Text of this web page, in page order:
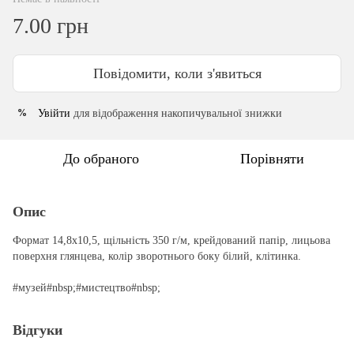
7.00 грн
Повідомити, коли з'явиться
% Увійти для відображення накопичувальної знижки
До обраного Порівняти
Опис
Формат 14,8х10,5, щільність 350 г/м, крейдований папір, лицьова
поверхня глянцева, колір зворотнього боку білий, клітинка.
#музей#nbsp;#мистецтво#nbsp;
Відгуки